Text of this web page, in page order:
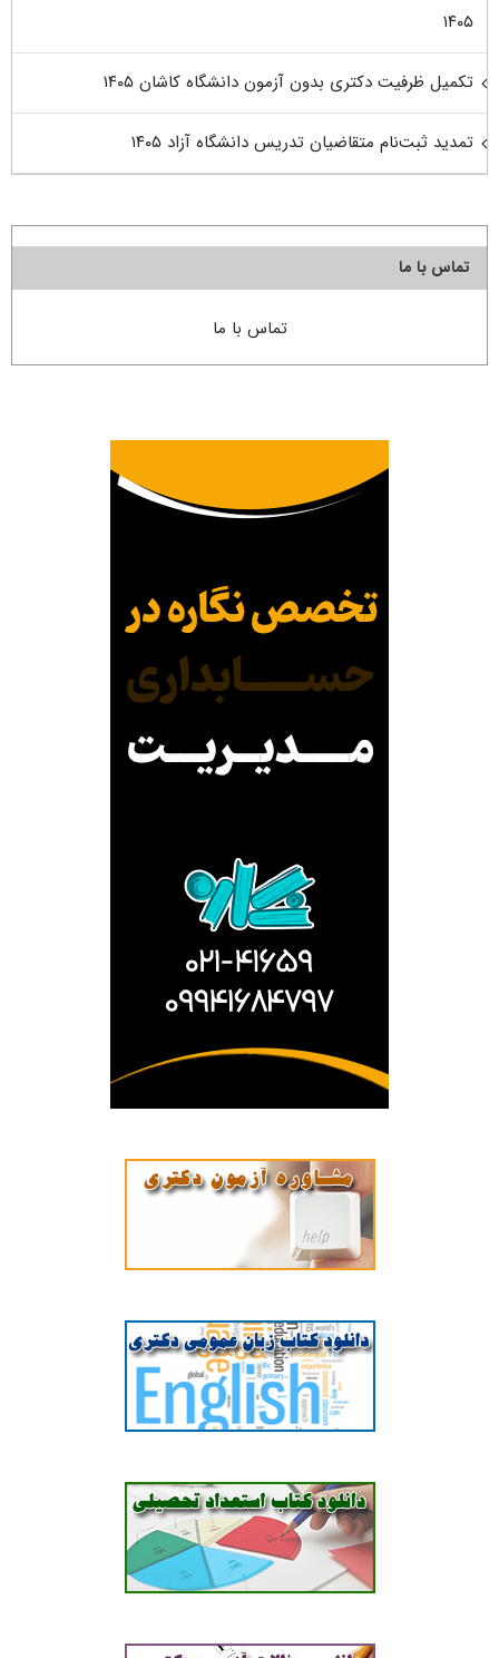
۱۴۰۵
تکمیل ظرفیت دکتری بدون آزمون دانشگاه کاشان ۱۴۰۵
تمدید ثبت‌نام متقاضیان تدریس دانشگاه آزاد ۱۴۰۵
تماس با ما
تماس با ما